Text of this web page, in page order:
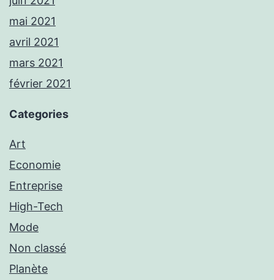
mai 2021
avril 2021
mars 2021
février 2021
Categories
Art
Economie
Entreprise
High-Tech
Mode
Non classé
Planète